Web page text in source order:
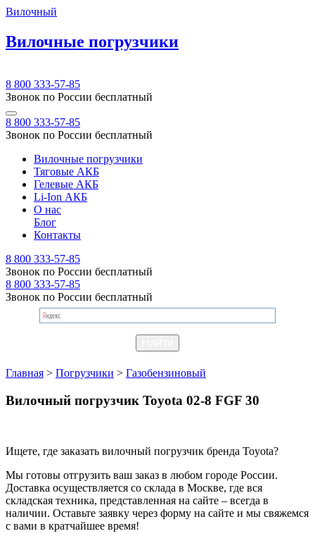
Вилочный
Вилочные погрузчики
8 800 333-57-85
Звонок по России бесплатный
8 800 333-57-85
Звонок по России бесплатный
Вилочные погрузчики
Тяговые АКБ
Гелевые АКБ
Li-Ion АКБ
О нас
Блог
Контакты
8 800 333-57-85
Звонок по России бесплатный
8 800 333-57-85
Звонок по России бесплатный
Главная > Погрузчики > Газобензиновый
Вилочный погрузчик Toyota 02-8 FGF 30
Ищете, где заказать вилочный погрузчик бренда Toyota?
Мы готовы отгрузить ваш заказ в любом городе России.
Доставка осуществляется со склада в Москве, где вся
складская техника, представленная на сайте – всегда в
наличии. Оставьте заявку через форму на сайте и мы свяжемся
с вами в кратчайшее время!